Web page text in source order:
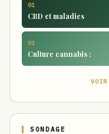
01
CBD et maladies
03
Culture cannabis :
SONDAGE